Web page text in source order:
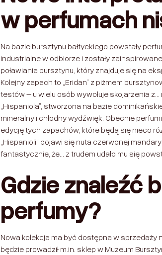
w perfumach
Na bazie bursztynu bałtyckiego powstały
industrialne w odbiorze i zostały
poławiania bursztynu, który znajduje się na
Kolejny zapach to „Eridan” z piżmem
testów – u wielu osób wywołuje skojarzenia
„Hispaniola”, stworzona na bazie
mineralny i chłodny wydźwięk. Obecnie
edycję tych zapachów, które będą się nieco
„Hispanioli” pojawi się nuta czerwonej
fantastycznie, że… z trudem udało mu się
Gdzie znaleźć
perfumy?
Nowa kolekcja ma być dostępna w sprzedaży
będzie prowadził m.in. sklep w Muzeum